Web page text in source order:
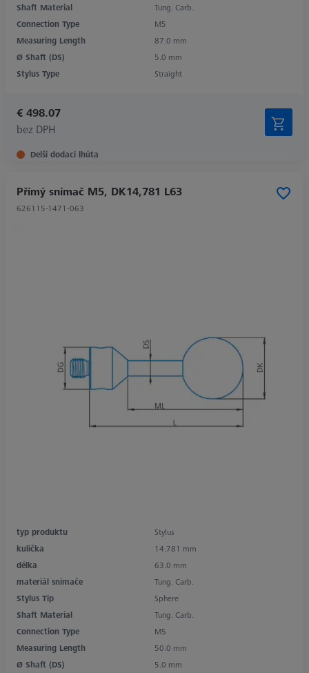
Shaft Material
Tung. Carb.
Connection Type
M5
Measuring Length
87.0 mm
Ø Shaft (DS)
5.0 mm
Stylus Type
Straight
€ 498.07
bez DPH
Delší dodací lhůta
Přímý snímač M5, DK14,781 L63
626115-1471-063
typ produktu
Stylus
kulička
14.781 mm
délka
63.0 mm
materiál snímače
Tung. Carb.
Stylus Tip
Sphere
Shaft Material
Tung. Carb.
Connection Type
M5
Measuring Length
50.0 mm
Ø Shaft (DS)
5.0 mm